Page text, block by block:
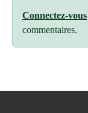
Connectez-vous
commentaires.